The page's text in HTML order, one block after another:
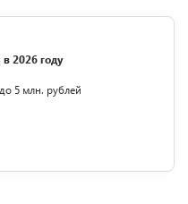
2026 году
5 млн. рублей